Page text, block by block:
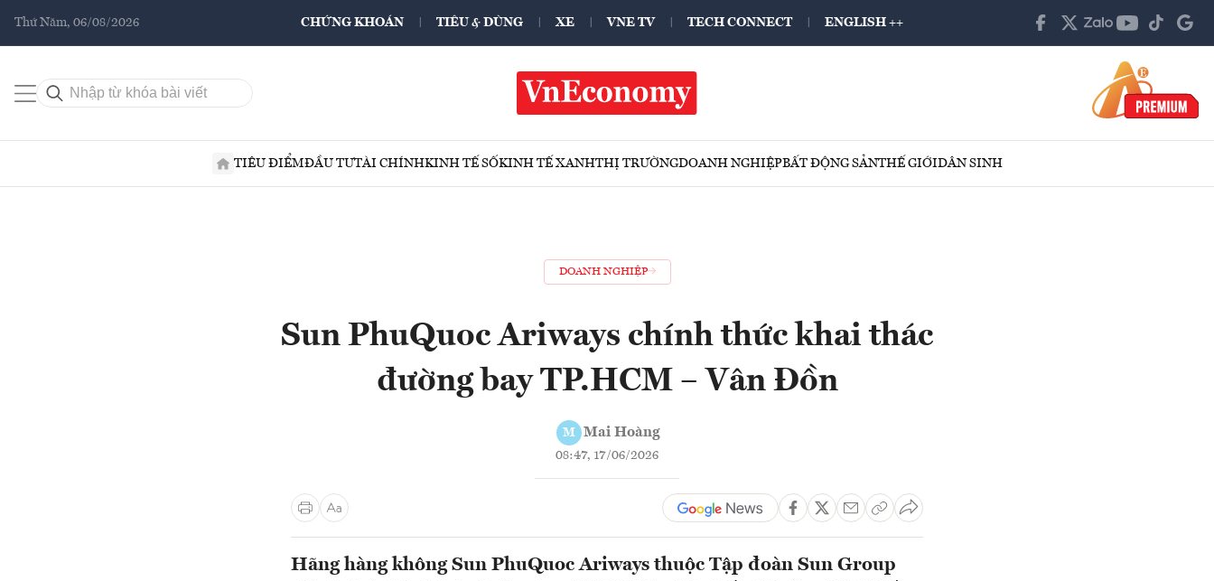
Thứ Năm, 06/08/2026 CHỨNG KHOÁN TIÊU & DÙNG XE VNE TV TECH CONNECT ENGLISH ++
TIÊU ĐIỂMĐẦU TƯTÀI CHÍNHKINH TẾ SỐKINH TẾ XANHTHỊ TRƯỜNGDOANH NGHIỆPBẤT ĐỘNG SẢNTHẾ GIỚIDÂN SINH
DOANH NGHIỆP
Sun PhuQuoc Ariways chính thức khai thác
đường bay TP.HCM – Vân Đồn
M Mai Hoàng
08:47, 17/06/2026
Hãng hàng không Sun PhuQuoc Ariways thuộc Tập đoàn Sun Group